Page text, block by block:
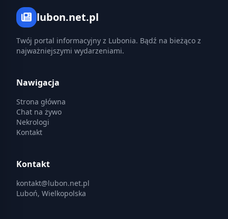
lubon.net.pl
Twój portal informacyjny z Lubonia. Bądź na bieżąco z
najważniejszymi wydarzeniami.
Nawigacja
Strona główna
Chat na żywo
Nekrologi
Kontakt
Kontakt
kontakt@lubon.net.pl
Luboń, Wielkopolska